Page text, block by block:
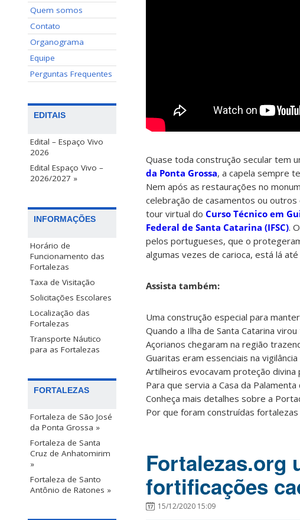
Quem somos
Contato
Organograma
Equipe
Perguntas Frequentes
EDITAIS
Edital – Espaço Vivo
2026
Edital Espaço Vivo –
2026/2027 »
INFORMAÇÕES
Horário de
Funcionamento das
Fortalezas
Taxa de Visitação
Solicitações Escolares
Localização das
Fortalezas
Transporte Náutico
para as Fortalezas
FORTALEZAS
Fortaleza de São José
da Ponta Grossa »
Fortaleza de Santa
Cruz de Anhatomirim
»
Fortaleza de Santo
Antônio de Ratones »
Quase toda construção secular tem
da Ponta Grossa, a capela sempre
Nem após as restaurações no
celebração de casamentos ou
tour virtual do Curso Técnico em
Federal de Santa Catarina (IFSC).
pelos portugueses, que o
algumas vezes de carioca, está lá
Assista também:
Uma construção especial para
Quando a Ilha de Santa Catarina
Açorianos chegaram na região
Guaritas eram essenciais na
Artilheiros evocavam proteção divina
Para que servia a Casa da
Conheça mais detalhes sobre a
Por que foram construídas
Fortalezas.org
fortificações
15/12/2020 15:09